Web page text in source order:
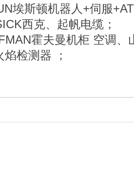
埃斯顿机器人+伺服
西克、起帆电缆；
霍夫曼机柜 空调、
检测器 ；